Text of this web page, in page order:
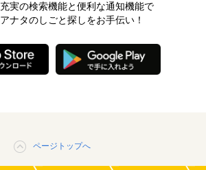
充実の検索機能と便利な通知機能で
アナタのしごと探しをお手伝い！
ページトップへ